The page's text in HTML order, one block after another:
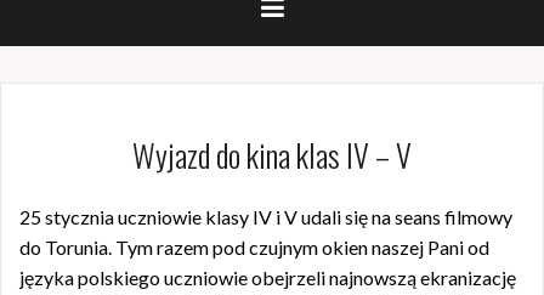
Wyjazd do kina klas IV – V
25 stycznia uczniowie klasy IV i V udali się na seans filmowy
do Torunia. Tym razem pod czujnym okien naszej Pani od
języka polskiego uczniowie obejrzeli najnowszą ekranizację